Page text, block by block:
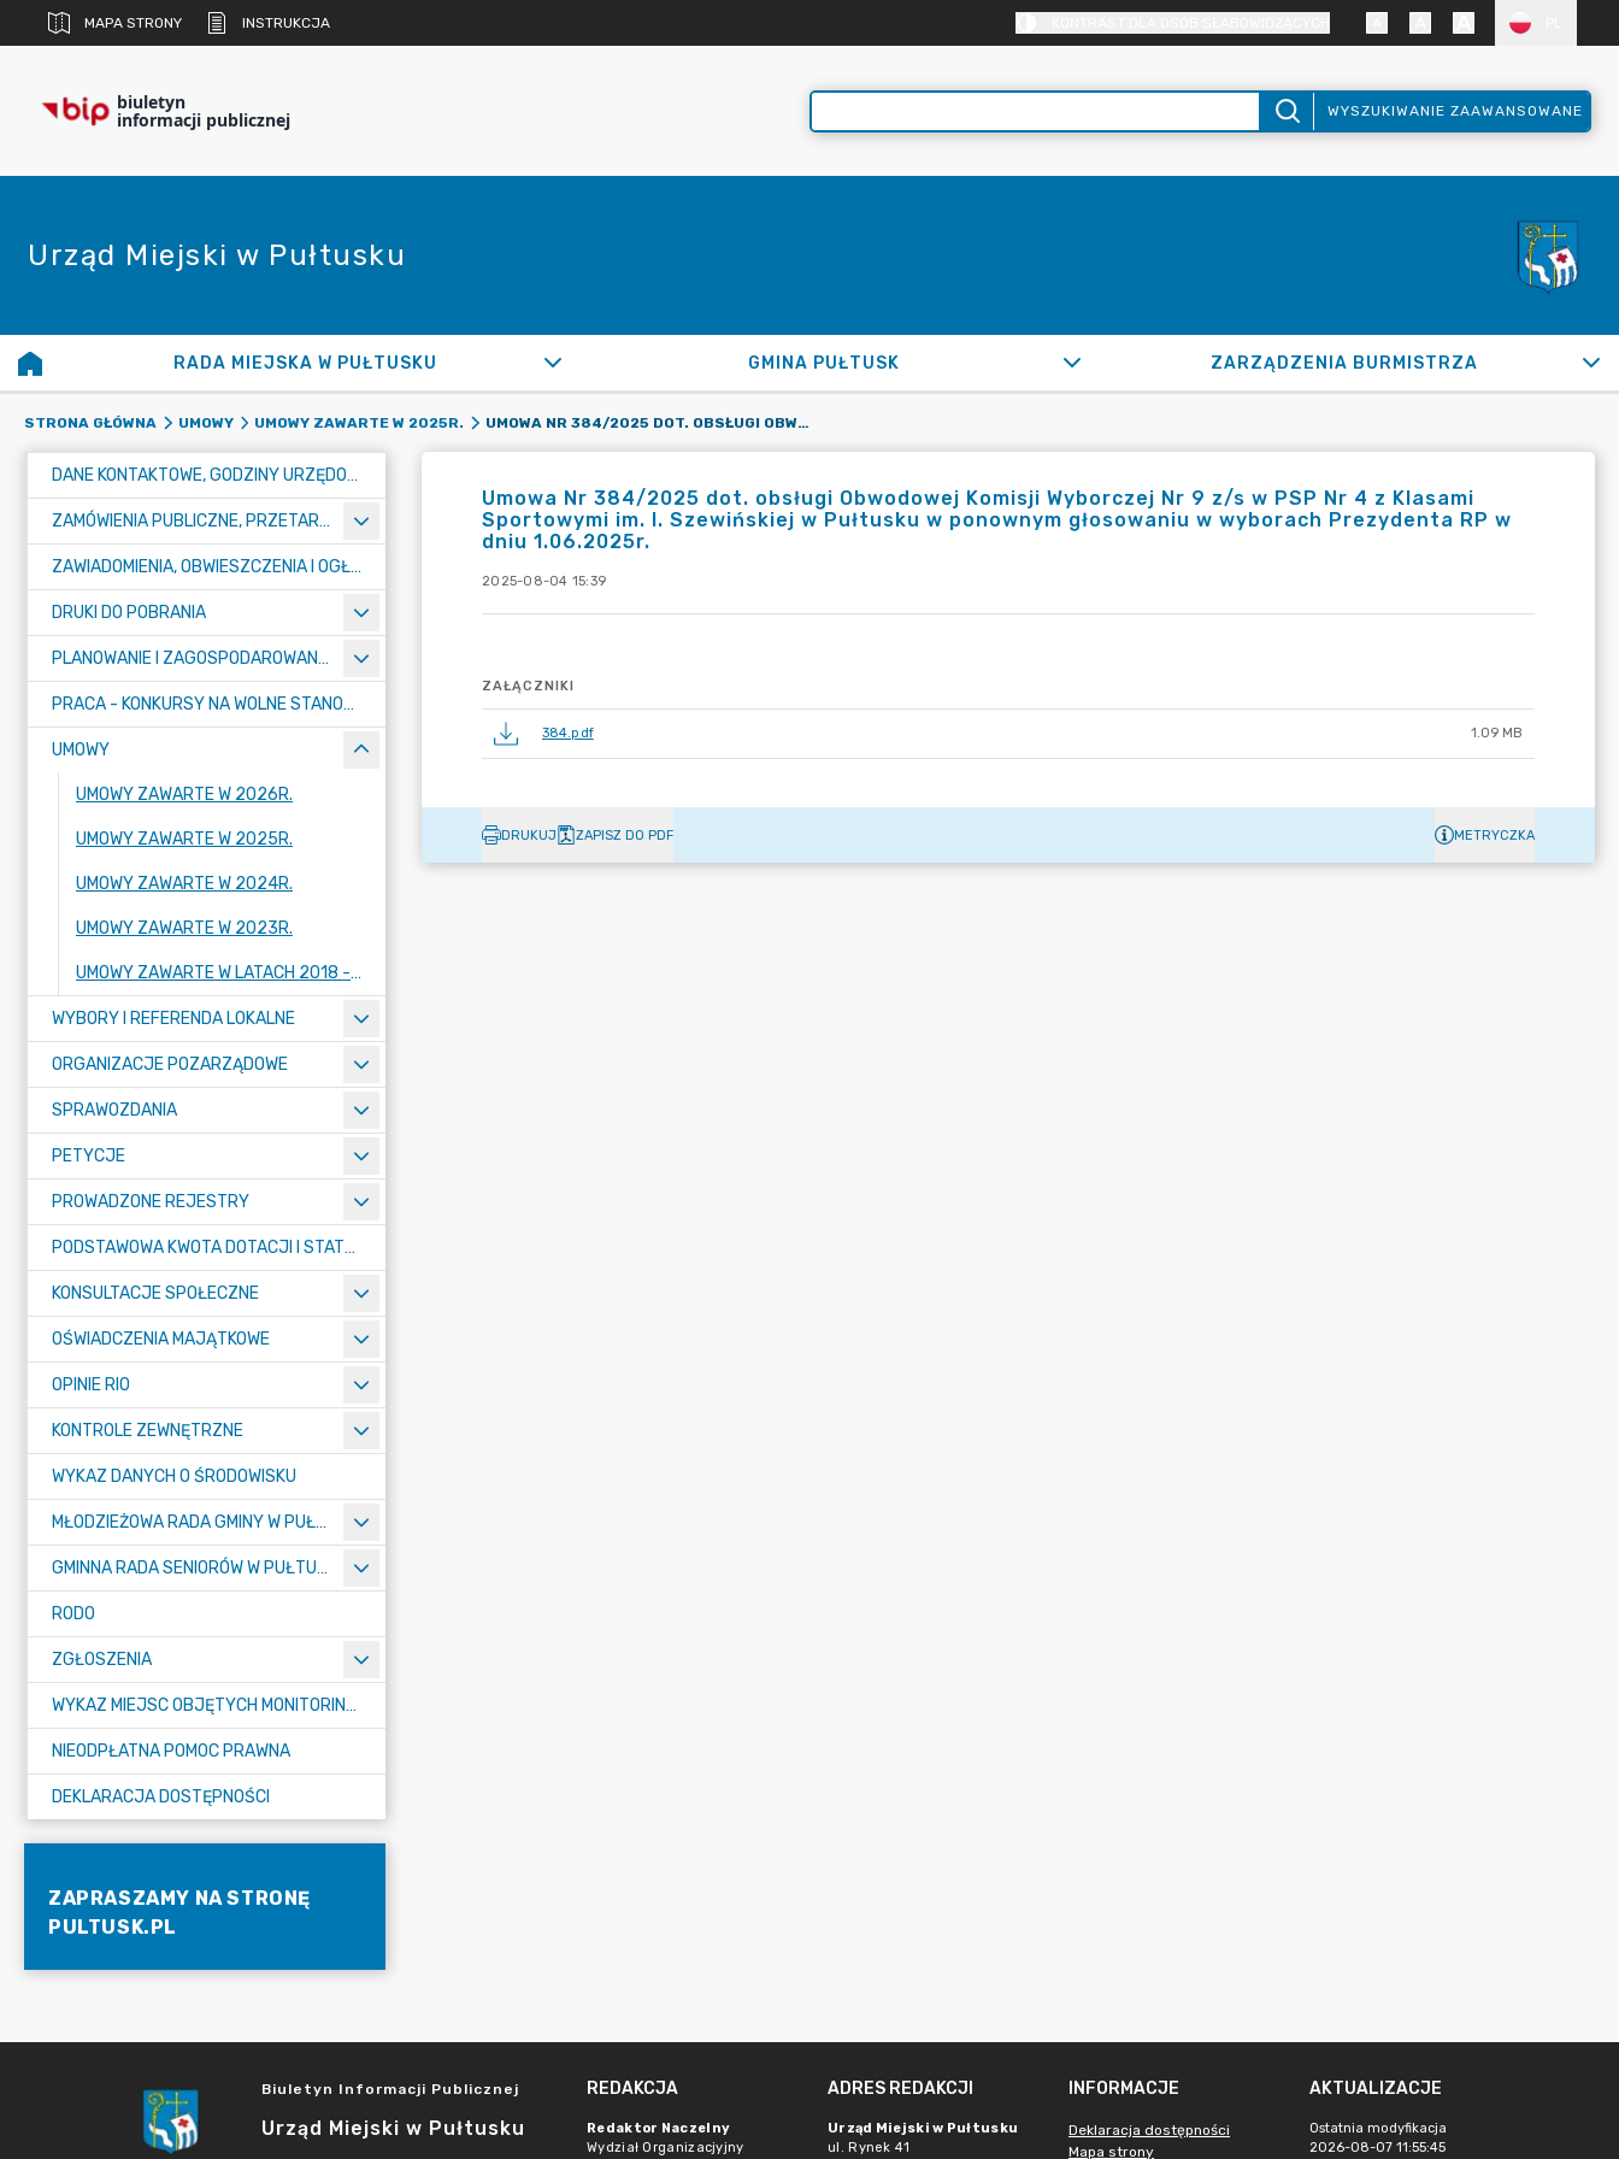
MAPA STRONY INSTRUKCJA
biuletyn
informacji publicznej WYSZUKIWANIE ZAAWANSOWANE
Urząd Miejski w Pułtusku
RADA MIEJSKA W PUŁTUSKU GMINA PUŁTUSK ZARZĄDZENIA BURMISTRZA
STRONA GŁÓWNA UMOWY UMOWY ZAWARTE W 2025R. UMOWA NR 384/2025 DOT. OBSŁUGI OBWODOWEJ KOMISJI WYBORCZEJ NR 9 Z/S W PSP NR 4 Z KLASAMI SPORTOWYMI IM. I. SZEWIŃSKIEJ W PUŁTUSKU W PONOWNYM GŁOSOWANIU W WYBORACH PREZYDENTA RP W DNIU 1.06.2025R.
DANE KONTAKTOWE, GODZINY URZĘDOWANIA I NUMER KONTA BANKOWEGO
ZAMÓWIENIA PUBLICZNE, PRZETARGI, KONKURSY
ZAWIADOMIENIA, OBWIESZCZENIA I OGŁOSZENIA
DRUKI DO POBRANIA
PLANOWANIE I ZAGOSPODAROWANIE PRZESTRZENNE
PRACA - KONKURSY NA WOLNE STANOWISKA
UMOWY
UMOWY ZAWARTE W 2026R.
UMOWY ZAWARTE W 2025R.
UMOWY ZAWARTE W 2024R.
UMOWY ZAWARTE W 2023R.
UMOWY ZAWARTE W LATACH 2018 - 2022
WYBORY I REFERENDA LOKALNE
ORGANIZACJE POZARZĄDOWE
SPRAWOZDANIA
PETYCJE
PROWADZONE REJESTRY
PODSTAWOWA KWOTA DOTACJI I STATYSTYCZNA LICZBA UCZNIÓW
KONSULTACJE SPOŁECZNE
OŚWIADCZENIA MAJĄTKOWE
OPINIE RIO
KONTROLE ZEWNĘTRZNE
WYKAZ DANYCH O ŚRODOWISKU
MŁODZIEŻOWA RADA GMINY W PUŁTUSKU
GMINNA RADA SENIORÓW W PUŁTUSKU
RODO
ZGŁOSZENIA
WYKAZ MIEJSC OBJĘTYCH MONITORINGIEM
NIEODPŁATNA POMOC PRAWNA
DEKLARACJA DOSTĘPNOŚCI
ZAPRASZAMY NA STRONĘ
PULTUSK.PL
Umowa Nr 384/2025 dot. obsługi Obwodowej Komisji Wyborczej Nr 9 z/s w PSP Nr 4 z Klasami
Sportowymi im. I. Szewińskiej w Pułtusku w ponownym głosowaniu w wyborach Prezydenta RP w
dniu 1.06.2025r.
2025-08-04 15:39
ZAŁĄCZNIKI
384.pdf 1.09 MB
DRUKUJ ZAPISZ DO PDF METRYCZKA
Biuletyn Informacji Publicznej
Urząd Miejski w Pułtusku
REDAKCJA
Redaktor Naczelny
Wydział Organizacjyjny
ADRES REDAKCJI
Urząd Miejski w Pułtusku
ul. Rynek 41
INFORMACJE
Deklaracja dostępności
Mapa strony
AKTUALIZACJE
Ostatnia modyfikacja
2026-08-07 11:55:45